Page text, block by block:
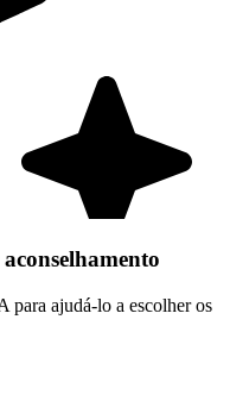
para ajudá-lo a escolher os